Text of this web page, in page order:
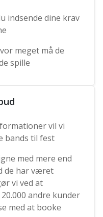
indsende dine krav
meget må de
spille
vil vi
bands til fest
med mere end
de har været
vi ved at
andre kunder
med at booke